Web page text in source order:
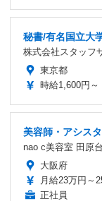
秘書/有名国立大
株式会社スタッフ
東京都
時給1,600円～
美容師・アシス
nao c美容室 田原
大阪府
月給23万円～
正社員